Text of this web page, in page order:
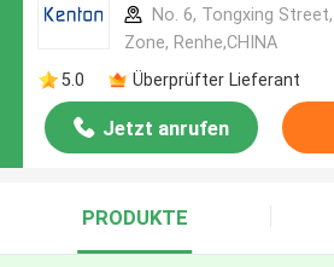
No. 6, Tongxing
Zone, Renhe,CHINA
5.0
Überprüfter Lieferant
Jetzt anrufen
PRODUKTE